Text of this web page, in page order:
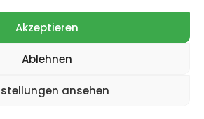
Akzeptieren
Ablehnen
ansehen
Harztor. Alle Rechte
vorbehalten.